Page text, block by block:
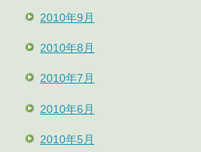
2010年9月
2010年8月
2010年7月
2010年6月
2010年5月